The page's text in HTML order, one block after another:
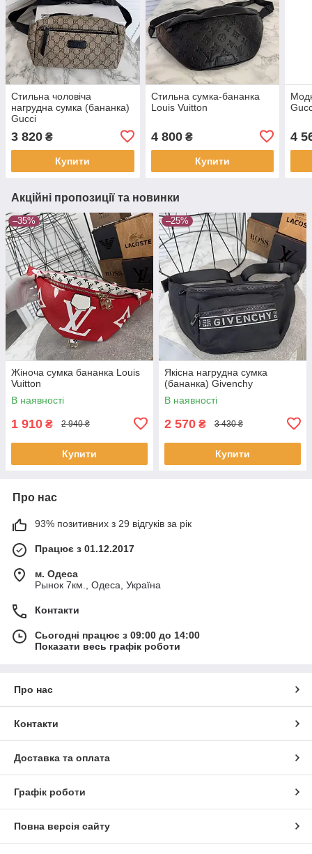
Стильна чоловіча
нагрудна сумка (бананка)
Gucci
3 820 ₴
Купити
Стильна сумка-бананка
Louis Vuitton
4 800₴
Купити
4
Акційні пропозиції та новинки
–35%
Жіноча сумка бананка Louis
Vuitton
В наявності
1 910 ₴ 2 940 ₴
Купити
–25%
Якісна нагрудна сумка
(бананка) Givenchy
В наявності
2 570 ₴ 3 430 ₴
Купити
Про нас
93% позитивних з 29 відгуків за рік
Працює з 01.12.2017
м. Одеса
Рынок 7км., Одеса, Україна
Контакти
Сьогодні працює з 09:00 до 14:00
Показати весь графік роботи
Про нас
Контакти
Доставка та оплата
Графік роботи
Повна версія сайту